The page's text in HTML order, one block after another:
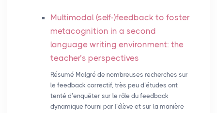
Multimodal (self-)feedback to foster
metacognition in a second
language writing environment: the
teacher’s perspectives
Résumé Malgré de nombreuses recherches sur
le feedback correctif, très peu d’études ont
tenté d’enquêter sur le rôle du feedback
dynamique fourni par l’élève et sur la manière